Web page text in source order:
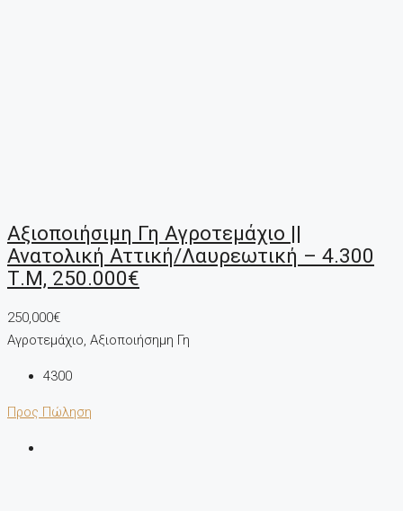
Αξιοποιήσιμη Γη Αγροτεμάχιο ||
Ανατολική Αττική/Λαυρεωτική – 4.300
Τ.μ, 250.000€
250,000€
Αγροτεμάχιο, Αξιοποιήσημη Γη
4300
Προς Πώληση